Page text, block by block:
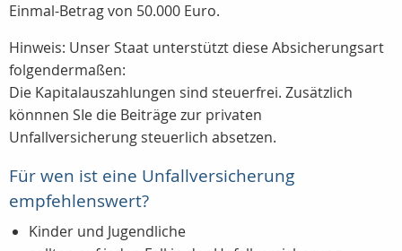
Einmal-Betrag von 50.000 Euro.
Hinweis: Unser Staat unterstützt diese Absicherungsart
folgendermaßen:
Die Kapitalauszahlungen sind steuerfrei. Zusätzlich
könnnen SIe die Beiträge zur privaten
Unfallversicherung steuerlich absetzen.
Für wen ist eine Unfallversicherung
empfehlenswert?
Kinder und Jugendliche